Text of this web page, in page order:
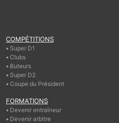
COMPÉTITIONS
Super D1
Clubs
Buteurs
Super D2
Coupe du Président
FORMATIONS
Devenir entraîneur
Devenir arbitre